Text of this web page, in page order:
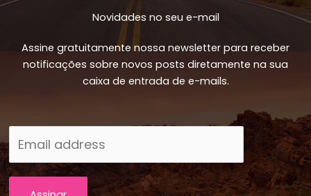
Novidades no seu e-mail
Assine gratuitamente nossa newsletter para receber
notificações sobre novos posts diretamente na sua
caixa de entrada de e-mails.